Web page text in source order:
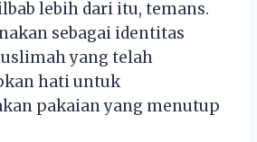
lebih dari itu, temans.
sebagai identitas
yang telah
hati untuk
pakaian yang menutup